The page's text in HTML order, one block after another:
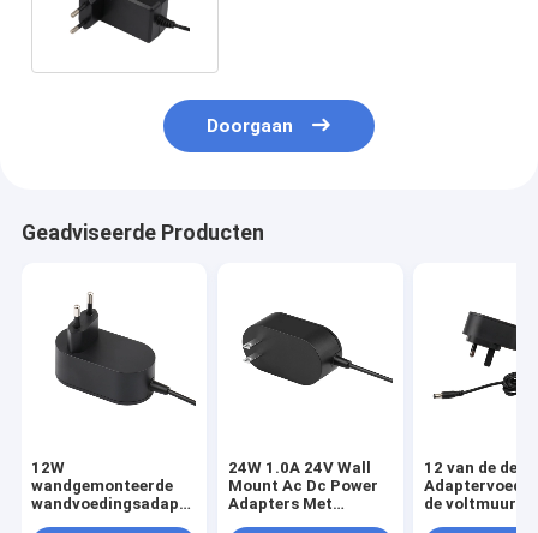
Doorgaan
Geadviseerde Producten
12W
wandgemonteerde
wandvoedingsadapter
24W 1.0A 24V Wall
Mount Ac Dc Power
Adapters Met
12 van de de
de voltmuur